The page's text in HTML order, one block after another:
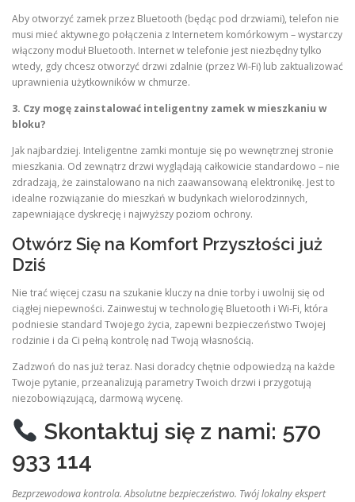
Aby otworzyć zamek przez Bluetooth (będąc pod drzwiami), telefon nie
musi mieć aktywnego połączenia z Internetem komórkowym – wystarczy
włączony moduł Bluetooth. Internet w telefonie jest niezbędny tylko
wtedy, gdy chcesz otworzyć drzwi zdalnie (przez Wi-Fi) lub zaktualizować
uprawnienia użytkowników w chmurze.
3. Czy mogę zainstalować inteligentny zamek w mieszkaniu w
bloku?
Jak najbardziej. Inteligentne zamki montuje się po wewnętrznej stronie
mieszkania. Od zewnątrz drzwi wyglądają całkowicie standardowo – nie
zdradzają, że zainstalowano na nich zaawansowaną elektronikę. Jest to
idealne rozwiązanie do mieszkań w budynkach wielorodzinnych,
zapewniające dyskrecję i najwyższy poziom ochrony.
Otwórz Się na Komfort Przyszłości już
Dziś
Nie trać więcej czasu na szukanie kluczy na dnie torby i uwolnij się od
ciągłej niepewności. Zainwestuj w technologię Bluetooth i Wi-Fi, która
podniesie standard Twojego życia, zapewni bezpieczeństwo Twojej
rodzinie i da Ci pełną kontrolę nad Twoją własnością.
Zadzwoń do nas już teraz. Nasi doradcy chętnie odpowiedzą na każde
Twoje pytanie, przeanalizują parametry Twoich drzwi i przygotują
niezobowiązującą, darmową wycenę.
Skontaktuj się z nami: 570
933 114
Bezprzewodowa kontrola. Absolutne bezpieczeństwo. Twój lokalny ekspert